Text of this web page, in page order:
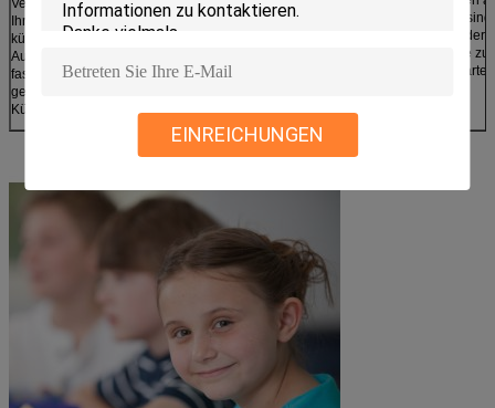
EINREICHUNGEN
Verpacken Sie ein gesundes Mittagessen für Sie oder
Ihr Kind und seien Sie sicherlich, dass es neue und
kühle stundenlang vor dem Mittagessen Zeit bleibt.
Auch mit der Hilfsgröße dieser Eisbeutel, können sie
fast überall passen, sogar ein völlig Lunchpaket haben
genügend Raum für einen kühlen
Kühlvorrichtungseisbeutel.
benutzt werden. Sie
Kühlvorrichtungen oder
perfekt. Holen Sie sie
Wanderung, einer